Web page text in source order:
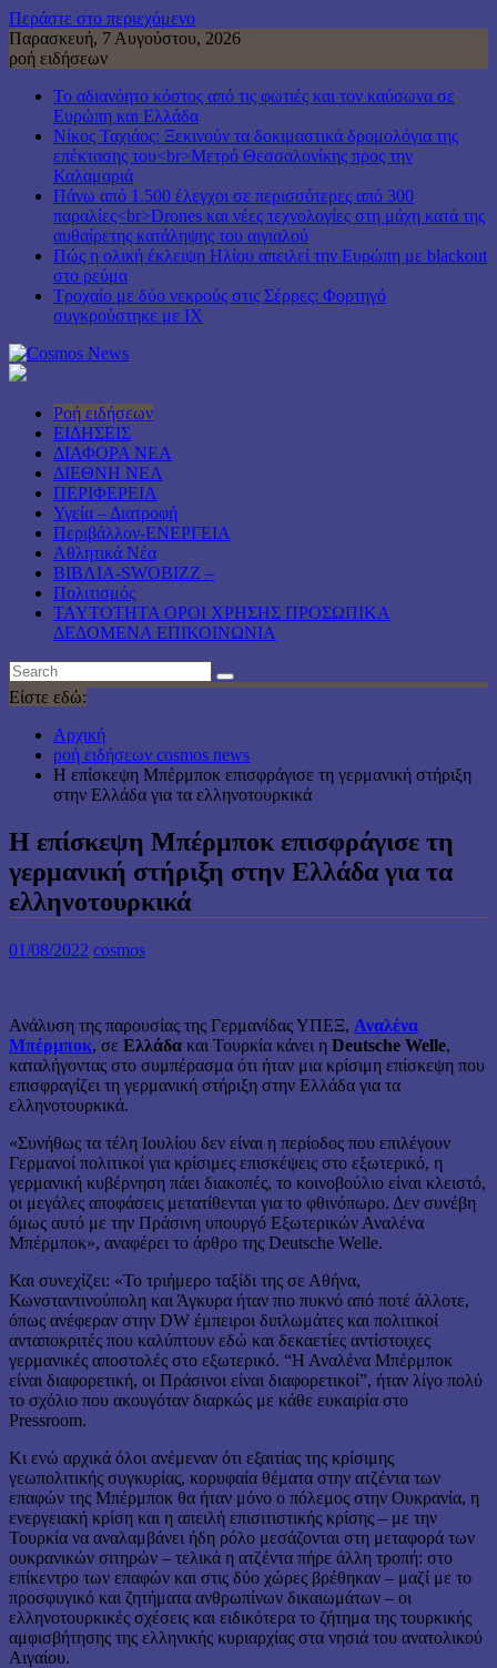
Περάστε στο περιεχόμενο
Παρασκευή, 7 Αυγούστου, 2026
ροή ειδήσεων
Το αδιανόητο κόστος από τις φωτιές και τον καύσωνα σε
Ευρώπη και Ελλάδα
Νίκος Ταχιάος: Ξεκινούν τα δοκιμαστικά δρομολόγια της
επέκτασης του<br>Μετρό Θεσσαλονίκης προς την
Καλαμαριά
Πάνω από 1.500 έλεγχοι σε περισσότερες από 300
παραλίες<br>Drones και νέες τεχνολογίες στη μάχη κατά της
αυθαίρετης κατάληψης του αιγιαλού
Πώς η ολική έκλειψη Ηλίου απειλεί την Ευρώπη με blackout
στο ρεύμα
Τροχαίο με δύο νεκρούς στις Σέρρες: Φορτηγό
συγκρούστηκε με ΙΧ
Ροή ειδήσεων
ΕΙΔΗΣΕΙΣ
ΔΙΑΦΟΡΑ ΝΕΑ
ΔΙΕΘΝΗ ΝΕΑ
ΠΕΡΙΦΕΡΕΙΑ
Υγεία – Διατροφή
Περιβάλλον-ΕΝΕΡΓΕΙΑ
Αθλητικά Νέα
ΒΙΒΛΙΑ-SWOBIZZ –
Πολιτισμός
TAYTOTHTA ΟΡΟΙ ΧΡΗΣΗΣ ΠΡΟΣΩΠΙΚΑ
ΔΕΔΟΜΕΝΑ ΕΠΙΚΟΙΝΩΝΙΑ
Είστε εδώ:
Αρχική
ροή ειδήσεων cosmos news
Η επίσκεψη Μπέρμποκ επισφράγισε τη γερμανική στήριξη
στην Ελλάδα για τα ελληνοτουρκικά
Η επίσκεψη Μπέρμποκ επισφράγισε τη
γερμανική στήριξη στην Ελλάδα για τα
ελληνοτουρκικά
01/08/2022 cosmos
Ανάλυση της παρουσίας της Γερμανίδας ΥΠΕΞ, Αναλένα
Μπέρμποκ, σε Ελλάδα και Τουρκία κάνει η Deutsche Welle,
καταλήγοντας στο συμπέρασμα ότι ήταν μια κρίσιμη επίσκεψη που
επισφραγίζει τη γερμανική στήριξη στην Ελλάδα για τα
ελληνοτουρκικά.
«Συνήθως τα τέλη Ιουλίου δεν είναι η περίοδος που επιλέγουν
Γερμανοί πολιτικοί για κρίσιμες επισκέψεις στο εξωτερικό, η
γερμανική κυβέρνηση πάει διακοπές, το κοινοβούλιο είναι κλειστό,
οι μεγάλες αποφάσεις μετατίθενται για το φθινόπωρο. Δεν συνέβη
όμως αυτό με την Πράσινη υπουργό Εξωτερικών Αναλένα
Μπέρμποκ», αναφέρει το άρθρο της Deutsche Welle.
Και συνεχίζει: «Το τριήμερο ταξίδι της σε Αθήνα,
Κωνσταντινούπολη και Άγκυρα ήταν πιο πυκνό από ποτέ άλλοτε,
όπως ανέφεραν στην DW έμπειροι διπλωμάτες και πολιτικοί
ανταποκριτές που καλύπτουν εδώ και δεκαετίες αντίστοιχες
γερμανικές αποστολές στο εξωτερικό. “Η Αναλένα Μπέρμποκ
είναι διαφορετική, οι Πράσινοι είναι διαφορετικοί”, ήταν λίγο πολύ
το σχόλιο που ακουγόταν διαρκώς με κάθε ευκαιρία στο
Pressroom.
Κι ενώ αρχικά όλοι ανέμεναν ότι εξαιτίας της κρίσιμης
γεωπολιτικής συγκυρίας, κορυφαία θέματα στην ατζέντα των
επαφών της Μπέρμποκ θα ήταν μόνο ο πόλεμος στην Ουκρανία, η
ενεργειακή κρίση και η απειλή επισιτιστικής κρίσης – με την
Τουρκία να αναλαμβάνει ήδη ρόλο μεσάζονται στη μεταφορά των
ουκρανικών σιτηρών – τελικά η ατζέντα πήρε άλλη τροπή: στο
επίκεντρο των επαφών και στις δύο χώρες βρέθηκαν – μαζί με το
προσφυγικό και ζητήματα ανθρωπίνων δικαιωμάτων – οι
ελληνοτουρκικές σχέσεις και ειδικότερα το ζήτημα της τουρκικής
αμφισβήτησης της ελληνικής κυριαρχίας στα νησιά του ανατολικού
Αιγαίου.